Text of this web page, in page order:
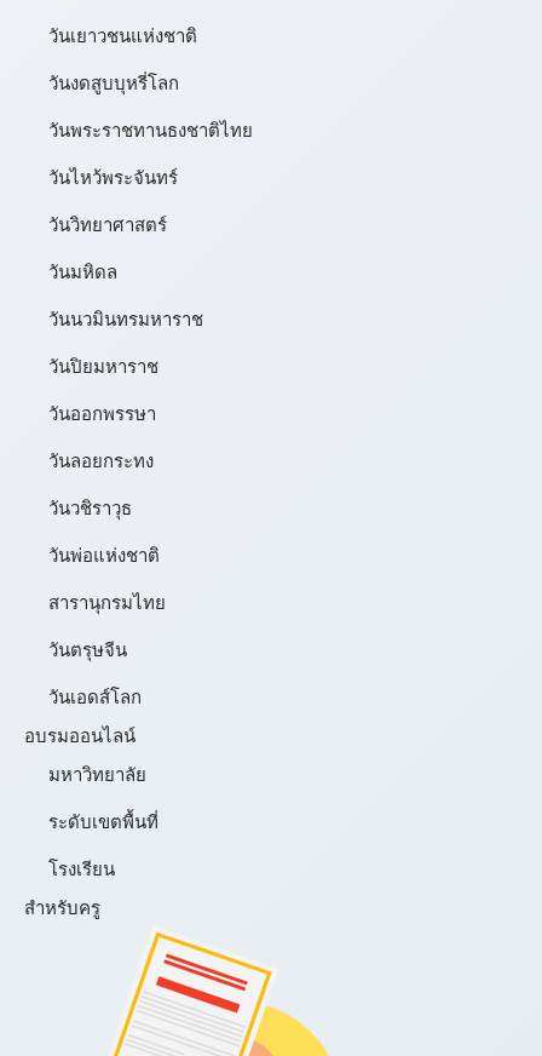
วันเยาวชนแห่งชาติ
วันงดสูบบุหรี่โลก
วันพระราชทานธงชาติไทย
วันไหว้พระจันทร์​
วันวิทยาศาสตร์
วันมหิดล
วันนวมินทรมหาราช
วันปิยมหาราช
วันออกพรรษา
วันลอยกระทง
วันวชิราวุธ
วันพ่อแห่งชาติ
สารานุกรมไทย
วันตรุษจีน
วันเอดส์โลก
อบรมออนไลน์
มหาวิทยาลัย
ระดับเขตพื้นที่
โรงเรียน
สำหรับครู